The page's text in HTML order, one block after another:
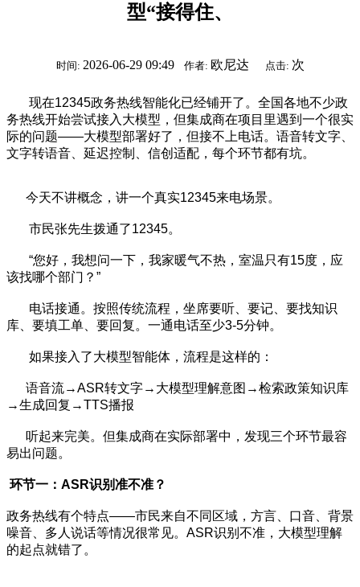
型“接得住、
时间: 2026-06-29 09:49 作者: 欧尼达 点击: 次
现在12345政务热线智能化已经铺开了。全国各地不少政
务热线开始尝试接入大模型，但集成商在项目里遇到一个很实
际的问题——大模型部署好了，但接不上电话。语音转文字、
文字转语音、延迟控制、信创适配，每个环节都有坑。
今天不讲概念，讲一个真实12345来电场景。
市民张先生拨通了12345。
“您好，我想问一下，我家暖气不热，室温只有15度，应
该找哪个部门？”
电话接通。按照传统流程，坐席要听、要记、要找知识
库、要填工单、要回复。一通电话至少3-5分钟。
如果接入了大模型智能体，流程是这样的：
语音流→ASR转文字→大模型理解意图→检索政策知识库
→生成回复→TTS播报
听起来完美。但集成商在实际部署中，发现三个环节最容
易出问题。
环节一：ASR识别准不准？
政务热线有个特点——市民来自不同区域，方言、口音、背景
噪音、多人说话等情况很常见。ASR识别不准，大模型理解
的起点就错了。